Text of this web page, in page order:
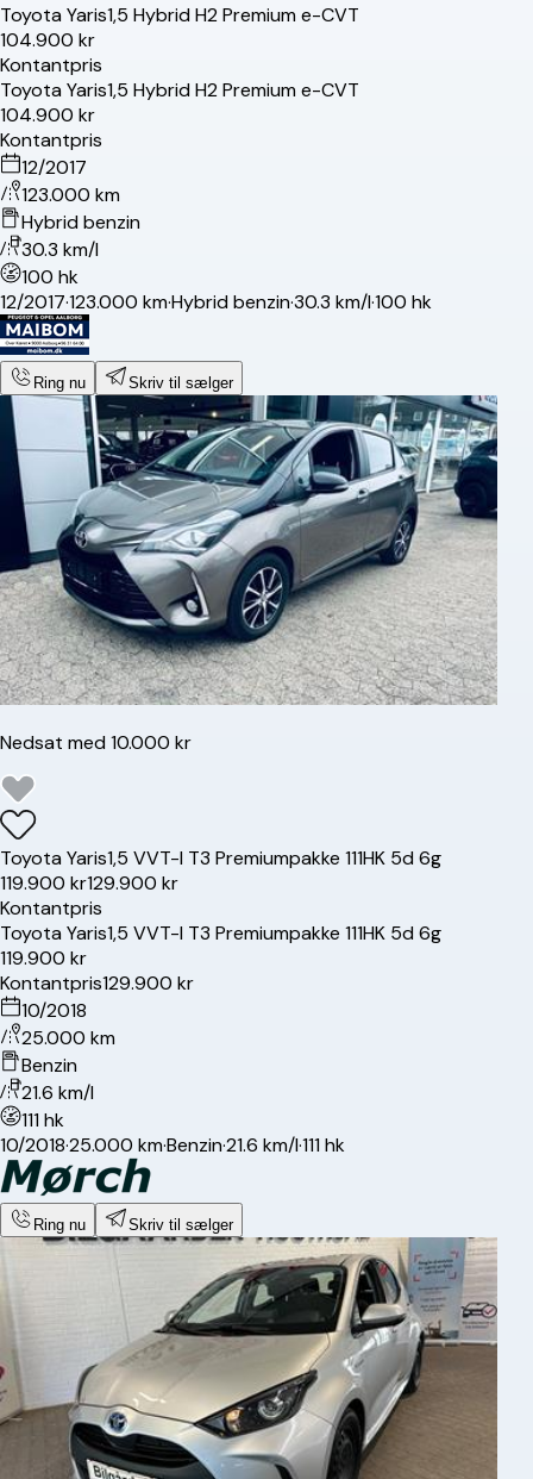
ToyotaYaris1,5 Hybrid H2 Premium e-CVT
104.900 kr
Kontantpris
ToyotaYaris1,5 Hybrid H2 Premium e-CVT
104.900 kr
Kontantpris
12/2017
123.000 km
Hybrid benzin
30.3 km/l
100 hk
12/2017·123.000 km·Hybrid benzin·30.3 km/l·100 hk
Ring nu Skriv til sælger
Nedsat med 10.000 kr
ToyotaYaris1,5 VVT-I T3 Premiumpakke 111HK 5d 6g
119.900 kr129.900 kr
Kontantpris
ToyotaYaris1,5 VVT-I T3 Premiumpakke 111HK 5d 6g
119.900 kr
Kontantpris129.900 kr
10/2018
25.000 km
Benzin
21.6 km/l
111 hk
10/2018·25.000 km·Benzin·21.6 km/l·111 hk
Ring nu Skriv til sælger